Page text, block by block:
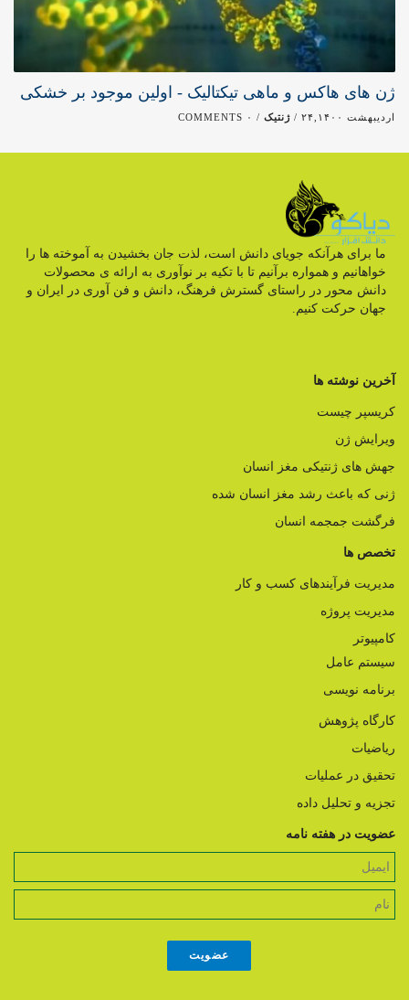
ژن های هاکس و ماهی تیکتالیک - اولین موجود بر خشکی
اردیبهشت ۲۴,۱۴۰۰ / ژنتیک / ۰ COMMENTS
ما برای هرآنکه جویای دانش است، لذت جان بخشیدن به آموخته ها را
خواهانیم و همواره برآنیم تا با تکیه بر نوآوری به ارائه ی محصولات
دانش محور در راستای گسترش فرهنگ، دانش و فن آوری در ایران و
جهان حرکت کنیم.
آخرین نوشته ها
کریسپر چیست
ویرایش ژن
جهش های ژنتیکی مغز انسان
ژنی که باعث رشد مغز انسان شده
فرگشت جمجمه انسان
تخصص ها
مدیریت فرآیندهای کسب و کار
مدیریت پروژه
کامپیوتر
سیستم عامل
برنامه نویسی
کارگاه پژوهش
ریاضیات
تحقیق در عملیات
تجزیه و تحلیل داده
عضویت در هفته نامه